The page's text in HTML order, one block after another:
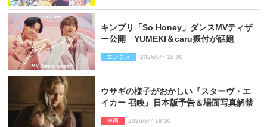
キンプリ「So Honey」ダンスMVティザ
ー公開 YUMEKI＆caru振付が話題
エンタメ 2026/8/7 18:00
ウサギの様子がおかしい『スターヴ・エ
イカー 召喚』日本版予告＆場面写真解禁
映画 2026/8/7 18:00